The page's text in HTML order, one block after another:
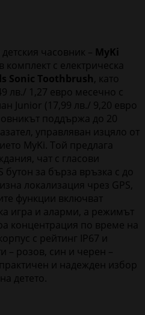
часовник – MyKi
с електрическа
Sonic Toothbrush, като
лв./ 1,27 евро месечно с
Junior (17,99 лв./ 9,20 евро
поддържа до 20
управляван изцяло от
MyKi. Той предлага
чат с гласови
за бърза връзка с до
локализация чрез GPS,
функции включват
игра и аларми, а режимът
концентрация по време на
с рейтинг IP67 и
– розов, син и черен –
и надежден избор
детето.